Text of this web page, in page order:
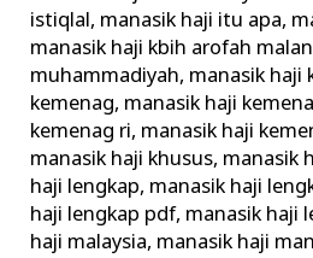
istiqlal, manasik haji itu apa,
manasik haji kbih arofah
muhammadiyah, manasik haji
kemenag, manasik haji
kemenag ri, manasik haji
manasik haji khusus, manasik
haji lengkap, manasik haji
haji lengkap pdf, manasik haji
haji malaysia, manasik haji